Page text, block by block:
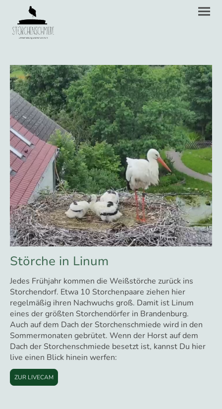
Störche in Linum
Jedes Frühjahr kommen die Weißstörche zurück ins
Storchendorf. Etwa 10 Storchenpaare ziehen hier
regelmäßig ihren Nachwuchs groß. Damit ist Linum
eines der größten Storchendörfer in Brandenburg.
Auch auf dem Dach der Storchenschmiede wird in den
Sommermonaten gebrütet. Wenn der Horst auf dem
Dach der Storchenschmiede besetzt ist, kannst Du hier
live einen Blick hinein werfen:
ZUR LIVECAM